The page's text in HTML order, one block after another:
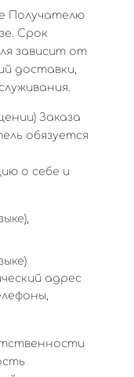
Получателю
Срок
зависит от
доставки,
Заказа
обязуется
о себе и
адрес